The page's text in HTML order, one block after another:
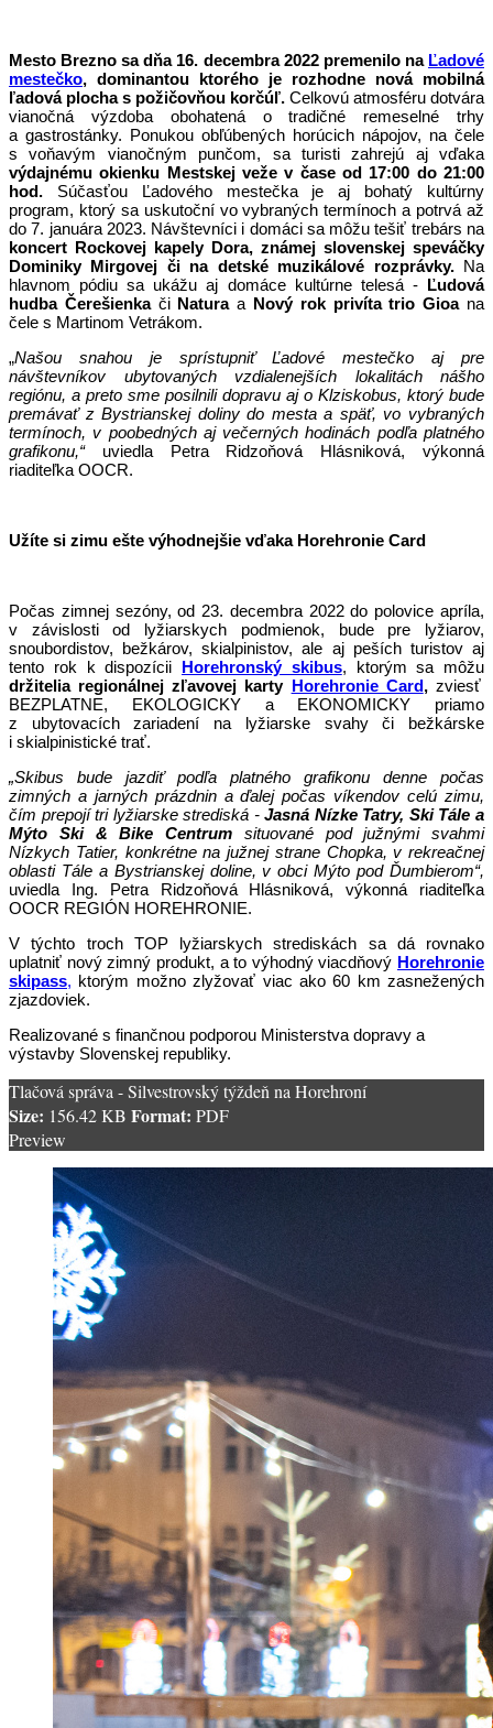
Mesto Brezno sa dňa 16. decembra 2022 premenilo na Ľadové
mestečko, dominantou ktorého je rozhodne nová mobilná
ľadová plocha s požičovňou korčúľ. Celkovú atmosféru dotvára
vianočná výzdoba obohatená o tradičné remeselné trhy
a gastrostánky. Ponukou obľúbených horúcich nápojov, na čele
s voňavým vianočným punčom, sa turisti zahrejú aj vďaka
výdajnému okienku Mestskej veže v čase od 17:00 do 21:00
hod. Súčasťou Ľadového mestečka je aj bohatý kultúrny
program, ktorý sa uskutoční vo vybraných termínoch a potrvá až
do 7. januára 2023. Návštevníci i domáci sa môžu tešiť trebárs na
koncert Rockovej kapely Dora, známej slovenskej speváčky
Dominiky Mirgovej či na detské muzikálové rozprávky.Na
hlavnom pódiu sa ukážu aj domáce kultúrne telesá - Ľudová
hudba Čerešienka čiNaturaa Nový rok privíta trio Gioana
čele s Martinom Vetrákom.
„Našou snahou je sprístupniť Ľadové mestečko aj pre
návštevníkov ubytovaných vzdialenejších lokalitách nášho
regiónu, a preto sme posilnili dopravu aj o Klziskobus, ktorý bude
premávať z Bystrianskej doliny do mesta a späť, vo vybraných
termínoch, v poobedných aj večerných hodinách podľa platného
grafikonu,“ uviedla Petra Ridzoňová Hlásniková, výkonná
riaditeľka OOCR.
Užíte si zimu ešte výhodnejšie vďaka Horehronie Card
Počas zimnej sezóny, od 23. decembra 2022 do polovice apríla,
v závislosti od lyžiarskych podmienok, bude pre lyžiarov,
snoubordistov, bežkárov, skialpinistov, ale aj peších turistov aj
tento rok k dispozícii Horehronský skibus, ktorým sa môžu
držitelia regionálnej zľavovej karty Horehronie Card, zviesť
BEZPLATNE, EKOLOGICKY a EKONOMICKY priamo
z ubytovacích zariadení na lyžiarske svahy či bežkárske
i skialpinistické trať.
„Skibus bude jazdiť podľa platného grafikonu denne počas
zimných a jarných prázdnin a ďalej počas víkendov celú zimu,
čím prepojí tri lyžiarske strediská -Jasná Nízke Tatry, Ski Tále a
Mýto Ski & Bike Centrum situované pod južnými svahmi
Nízkych Tatier, konkrétne na južnej strane Chopka, v rekreačnej
oblasti Tále a Bystrianskej doline, v obci Mýto pod Ďumbierom“,
uviedla Ing. Petra Ridzoňová Hlásniková, výkonná riaditeľka
OOCR REGIÓN HOREHRONIE.
V týchto troch TOP lyžiarskych strediskách sa dá rovnako
uplatniť nový zimný produkt, a to výhodný viacdňový Horehronie
skipass, ktorým možno zlyžovať viac ako 60 km zasnežených
zjazdoviek.
Realizované s finančnou podporou Ministerstva dopravy a
výstavby Slovenskej republiky.
Tlačová správa - Silvestrovský týždeň na Horehroní
Size: 156.42 KB Format: PDF
Preview